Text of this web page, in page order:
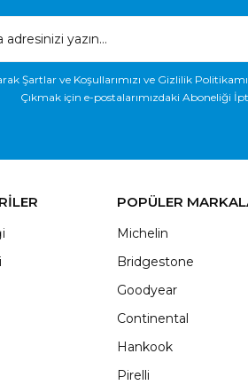
Şartlar ve Koşullarımızı ve Gizlilik
Çıkmak için e-postalarımızdaki Aboneliği
POPÜLER
Michelin
Bridgestone
Goodyear
Continental
Hankook
Pirelli